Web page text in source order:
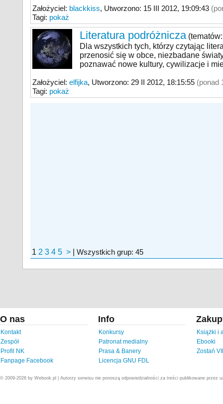
Założyciel: blackkiss, Utworzono: 15 III 2012, 19:09:43
Tagi: pokaż
Literatura podróżnicza
Dla wszystkich tych, którzy czytając
przenosić się w obce, niezbadane
poznawać nowe kultury, cywilizacje i
Założyciel: elfijka, Utworzono: 29 II 2012, 18:15:55 (ponad
Tagi: pokaż
1 2 3 4 5 > Wszystkich grup: 45
O nas
Kontakt
Zespół
Profil NK
Fanpage Facebook
Info
Konkursy
Patronat medialny
Prasa & Banery
Licencja GNU FDL
Książki i
Ebooki
Zostań
© 2009-2026 by Webook.pl | Autorzy serwisu nie ponoszą odpowiedzialności za treści publikowane przez